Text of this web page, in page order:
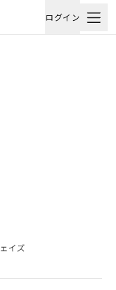
ログイン
イズ